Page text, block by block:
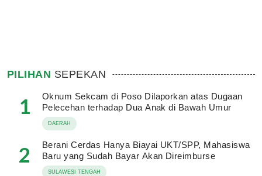
PILIHAN SEPEKAN
1
Oknum Sekcam di Poso Dilaporkan atas Dugaan
Pelecehan terhadap Dua Anak di Bawah Umur
DAERAH
2
Berani Cerdas Hanya Biayai UKT/SPP, Mahasiswa
Baru yang Sudah Bayar Akan Direimburse
SULAWESI TENGAH